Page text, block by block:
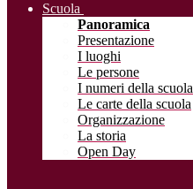
Scuola
Panoramica
Presentazione
I luoghi
Le persone
I numeri della scuola
Le carte della scuola
Organizzazione
La storia
Open Day